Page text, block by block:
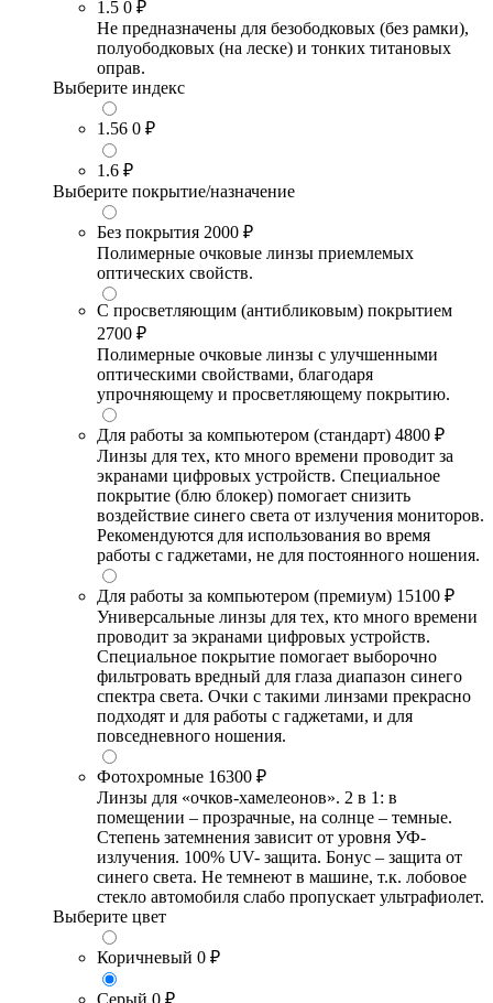
1.5 0 ₽
Не предназначены для безободковых (без рамки),
полуободковых (на леске) и тонких титановых
оправ.
Выберите индекс
1.56 0 ₽
1.6 ₽
Выберите покрытие/назначение
Без покрытия 2000 ₽
Полимерные очковые линзы приемлемых
оптических свойств.
С просветляющим (антибликовым) покрытием
2700 ₽
Полимерные очковые линзы с улучшенными
оптическими свойствами, благодаря
упрочняющему и просветляющему покрытию.
Для работы за компьютером (стандарт) 4800 ₽
Линзы для тех, кто много времени проводит за
экранами цифровых устройств. Специальное
покрытие (блю блокер) помогает снизить
воздействие синего света от излучения мониторов.
Рекомендуются для использования во время
работы с гаджетами, не для постоянного ношения.
Для работы за компьютером (премиум) 15100 ₽
Универсальные линзы для тех, кто много времени
проводит за экранами цифровых устройств.
Специальное покрытие помогает выборочно
фильтровать вредный для глаза диапазон синего
спектра света. Очки с такими линзами прекрасно
подходят и для работы с гаджетами, и для
повседневного ношения.
Фотохромные 16300 ₽
Линзы для «очков-хамелеонов». 2 в 1: в
помещении – прозрачные, на солнце – темные.
Степень затемнения зависит от уровня УФ-
излучения. 100% UV- защита. Бонус – защита от
синего света. Не темнеют в машине, т.к. лобовое
стекло автомобиля слабо пропускает ультрафиолет.
Выберите цвет
Коричневый 0 ₽